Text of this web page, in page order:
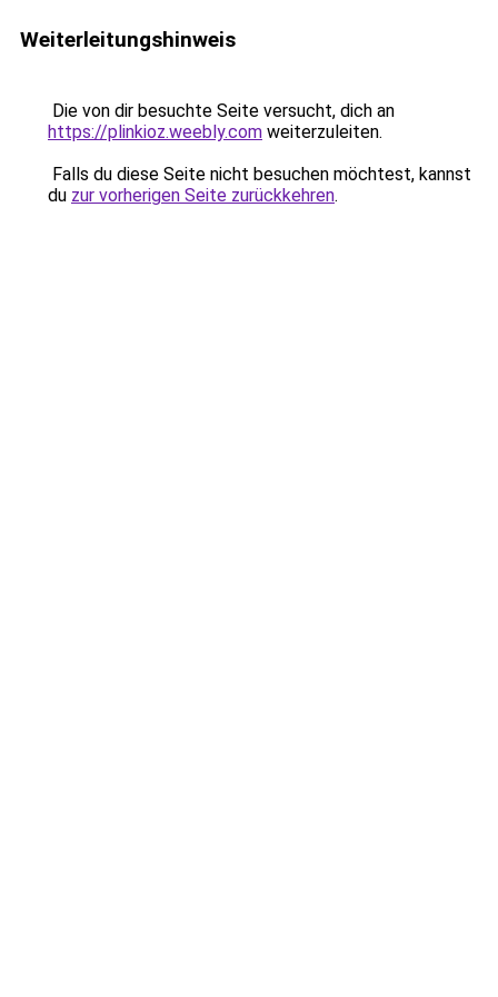
Weiterleitungshinweis
Die von dir besuchte Seite versucht, dich an
https://plinkioz.weebly.com weiterzuleiten.
Falls du diese Seite nicht besuchen möchtest, kannst
du zur vorherigen Seite zurückkehren.